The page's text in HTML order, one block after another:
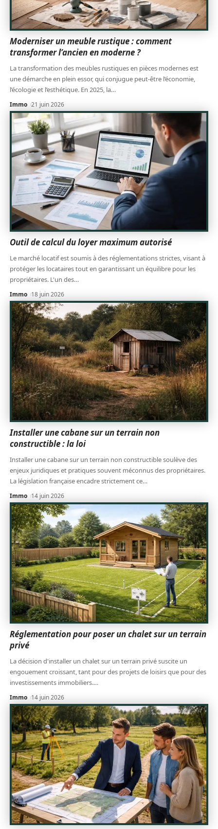
Moderniser un meuble rustique : comment
transformer l’ancien en moderne ?
La transformation des meubles rustiques en pièces modernes est
une démarche en plein essor, qui conjugue peut-être l’économie,
l’écologie et l’esthétique. En 2025, la…
Immo 21 juin 2026
Outil de calcul du loyer maximum autorisé
Le marché locatif est soumis à des réglementations strictes, visant à
protéger les locataires tout en garantissant un équilibre pour les
propriétaires. L'un des…
Immo 18 juin 2026
Installer une cabane sur un terrain non
constructible : la loi
Installer une cabane sur un terrain non constructible soulève des
enjeux juridiques et pratiques souvent méconnus des propriétaires.
La législation française encadre strictement ce…
Immo 14 juin 2026
Réglementation pour poser un chalet sur un terrain
privé
La décision d'installer un chalet sur un terrain privé suscite un
engouement croissant, tant pour des projets de loisirs que pour des
investissements immobiliers.…
Immo 14 juin 2026